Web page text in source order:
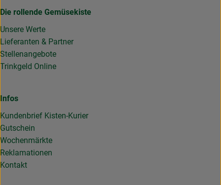
Die rollende Gemüsekiste
Unsere Werte
Lieferanten & Partner
Stellenangebote
Trinkgeld Online
Infos
Kundenbrief Kisten-Kurier
Gutschein
Wochenmärkte
Reklamationen
Kontakt